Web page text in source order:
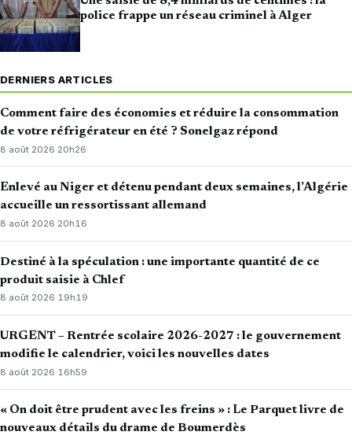
police frappe un réseau criminel à Alger
DERNIERS ARTICLES
Comment faire des économies et réduire la consommation
de votre réfrigérateur en été ? Sonelgaz répond
8 août 2026·20h26
Enlevé au Niger et détenu pendant deux semaines, l’Algérie
accueille un ressortissant allemand
8 août 2026·20h16
Destiné à la spéculation : une importante quantité de ce
produit saisie à Chlef
8 août 2026·19h19
URGENT – Rentrée scolaire 2026-2027 : le gouvernement
modifie le calendrier, voici les nouvelles dates
8 août 2026·16h59
« On doit être prudent avec les freins » : Le Parquet livre de
nouveaux détails du drame de Boumerdès